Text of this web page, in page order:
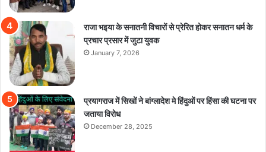
राजा भइया के सनातनी विचारों से प्रेरित होकर सनातन धर्म के
प्रचार प्रसार में जुटा युवक
January 7, 2026
प्रयागराज में सिखों ने बांग्लादेश मे हिंदुओं पर हिंसा की घटना पर
जताया विरोध
December 28, 2025